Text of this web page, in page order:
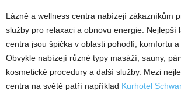
Lázně a wellness centra nabízejí zákazníkům
služby pro relaxaci a obnovu energie. Nejlepší
centra jsou špička v oblasti pohodlí, komfortu a
Obvykle nabízejí různé typy masáží, sauny,
kosmetické procedury a další služby. Mezi
centra na světě patří například Kurhotel